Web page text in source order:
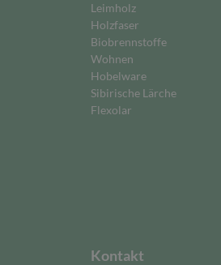
Leimholz
Holzfaser
Biobrennstoffe
Wohnen
Hobelware
Sibirische Lärche
Flexolar
Kontakt